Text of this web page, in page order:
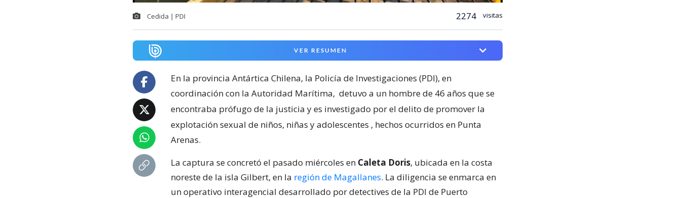
Cedida | PDI 2274 visitas
VER RESUMEN
En la provincia Antártica Chilena, la Policía de Investigaciones (PDI), en
coordinación con la Autoridad Marítima, detuvo a un hombre de 46 años que se
encontraba prófugo de la justicia y es investigado por el delito de promover la
explotación sexual de niños, niñas y adolescentes , hechos ocurridos en Punta
Arenas.
La captura se concretó el pasado miércoles en Caleta Doris, ubicada en la costa
noreste de la isla Gilbert, en la región de Magallanes. La diligencia se enmarca en
un operativo interagencial desarrollado por detectives de la PDI de Puerto